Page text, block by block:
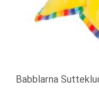
Babblarna